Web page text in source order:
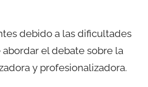
debido a las dificultades
el debate sobre la
y profesionalizadora.